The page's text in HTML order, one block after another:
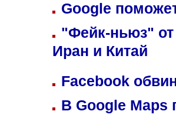
Google
"Фейк-ньюз" от
Иран и Китай
Facebook
В Google Maps